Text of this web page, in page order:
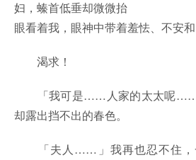
妇，螓首低垂却微微抬
眼看着我，眼神中带着羞怯、不安
渴求！
「我可是……人家的太太呢……
却露出挡不出的春色。
「夫人……」我再也忍不住，